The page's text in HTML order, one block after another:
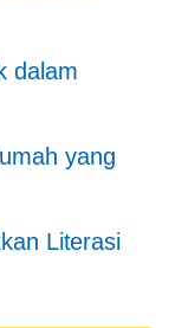
dalam
yang
Literasi